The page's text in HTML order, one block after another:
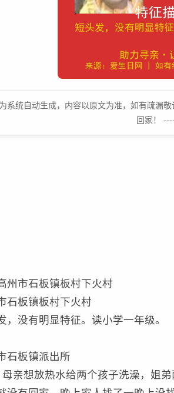
系统自动生成，内容以原文为准，如有疏漏
回家！
州市石板镇板村下火村
石板镇板村下火村
，没有明显特征。读小学一年级。
石板镇派出所
亲想放热水给两个孩子洗澡，姐